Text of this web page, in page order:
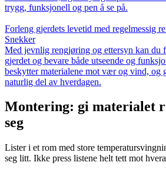
trygg, funksjonell og pen å se på.
Forleng gjerdets levetid med regelmessig
Snekker
Med jevnlig rengjøring og ettersyn kan du
gjerdet og bevare både utseende og
beskytter materialene mot vær og vind, og
naturlig del av hverdagen.
Montering: gi materialet
seg
Lister i et rom med store
seg litt. Ikke press listene helt tett mot